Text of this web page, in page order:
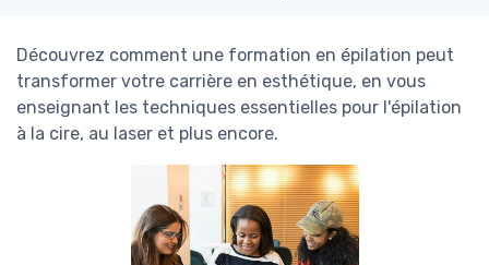
Découvrez comment une formation en épilation peut
transformer votre carrière en esthétique, en vous
enseignant les techniques essentielles pour l'épilation
à la cire, au laser et plus encore.